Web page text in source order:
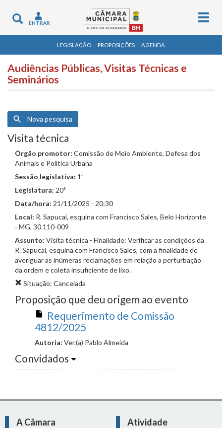
Toggle
navigation
ENTRAR
LEGISLAÇÃO PROPOSIÇÕES AGENDA
Audiências Públicas, Visitas Técnicas e
Seminários
Nova pesquisa
Visita técnica
Órgão promotor: Comissão de Meio Ambiente, Defesa dos
Animais e Política Urbana
Sessão legislativa: 1ª
Legislatura: 20ª
Data/hora: 21/11/2025 - 20:30
Local: R. Sapucaí, esquina com Francisco Sales, Belo Horizonte
- MG, 30.110-009
Assunto: Visita técnica - Finalidade: Verificar as condições da
R. Sapucaí, esquina com Francisco Sales, com a finalidade de
averiguar as inúmeras reclamações em relação a perturbação
da ordem e coleta insuficiente de lixo.
Situação: Cancelada
Proposição que deu origem ao evento
Requerimento de Comissão
4812/2025
Autoria: Ver.(a) Pablo Almeida
Convidados
A Câmara
Atividade